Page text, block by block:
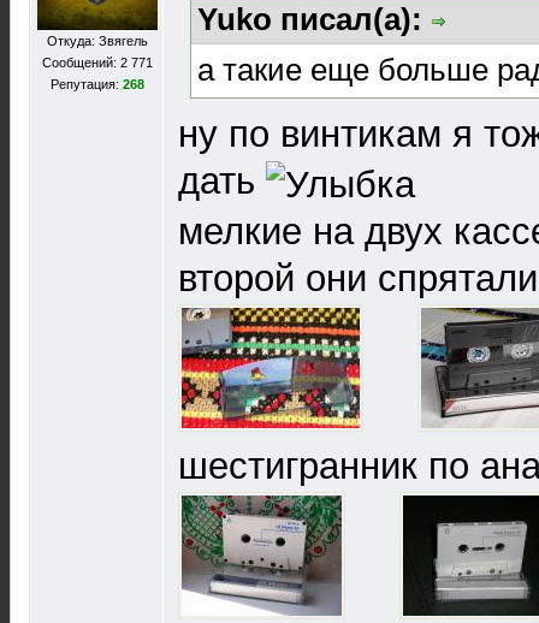
Откуда: Звягель
Сообщений: 2 771
Репутация: 268
Yuko писал(а):
а такие еще больше
ну по винтикам я
дать
мелкие на двух
второй они
шестигранник по